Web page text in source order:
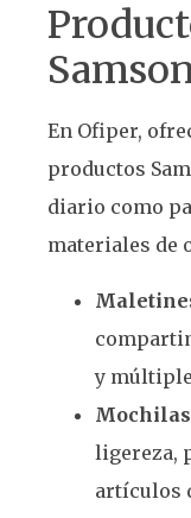
En Ofiper,
productos
diario como
materiales de
y
ligereza,
artículos